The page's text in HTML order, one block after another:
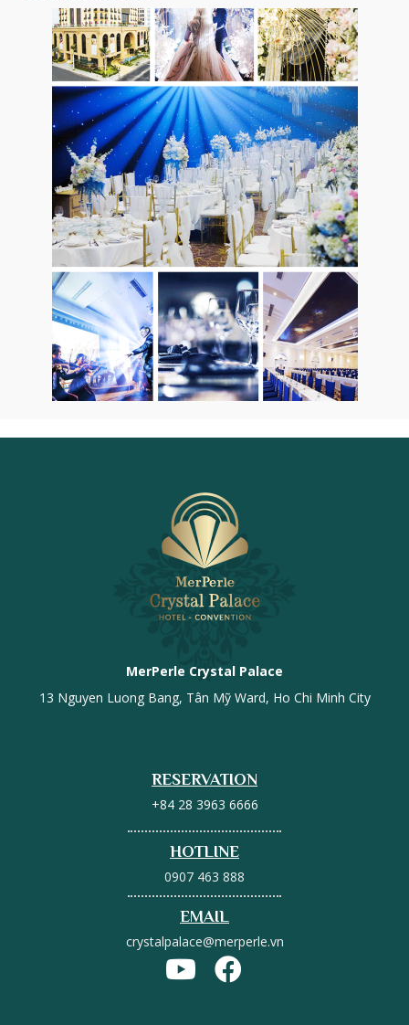
MerPerle Crystal Palace
13 Nguyen Luong Bang, Tân Mỹ Ward, Ho Chi Minh City
RESERVATION
+84 28 3963 6666
HOTLINE
0907 463 888
EMAIL
crystalpalace@merperle.vn